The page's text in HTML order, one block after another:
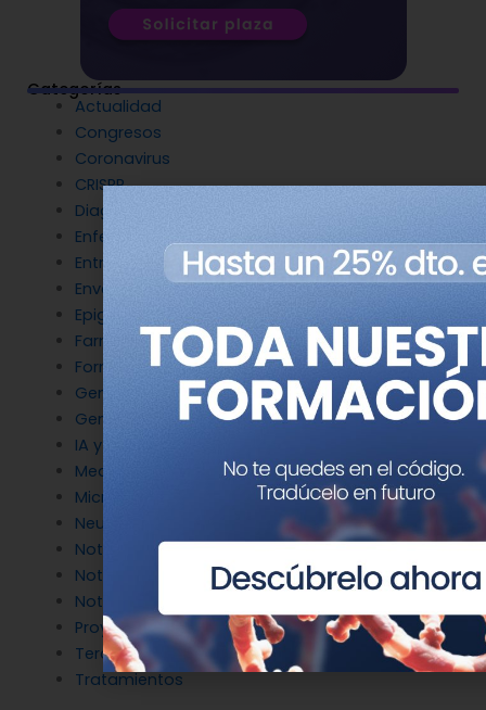
Categorías
Actualidad
Congresos
Coronavirus
CRISPR
Diagnóstico Genético
Enfermedades Raras
Entrevistas
Envejecimiento y longevidad
Epigenética
Farmacogenética
Formación
Genética del cáncer
Genética en Cardiología
IA y Genómica
Medicina Reproductiva
Microbiología molecular
Neurociencia
Noticias de Genotipia
Noticias de investigación
Noticias patrocinadas
Proyectos
Terapia Génica
Tratamientos